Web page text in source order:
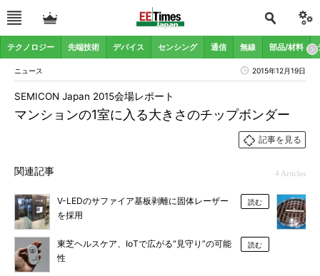
テクノロジー 先端技術 デバイス センシング 通信 無線 部品/材料
ニュース 2015年12月19日
マンションの1室に入る大きさのチップボンダー
SEMICON Japan 2015会場レポート
記事を見る
関連記事 4 Articles
V-LEDのサファイア基板剥離に固体レーザー
を採用
読む
東芝ヘルスケア、IoTで広がる“見守り”の可能
性
読む